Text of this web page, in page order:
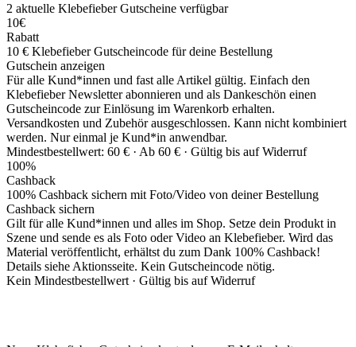
2 aktuelle KlebefieberGutscheine verfügbar
10€
Rabatt
10 € Klebefieber Gutscheincode für deine Bestellung
Gutschein anzeigen
Für alle Kund*innen und fast alle Artikel gültig. Einfach den
Klebefieber Newsletter abonnieren und als Dankeschön einen
Gutscheincode zur Einlösung im Warenkorb erhalten.
Versandkosten und Zubehör ausgeschlossen. Kann nicht kombiniert
werden. Nur einmal je Kund*in anwendbar.
Mindestbestellwert: 60 € · Ab 60 € · Gültig bis auf Widerruf
100%
Cashback
100% Cashback sichern mit Foto/Video von deiner Bestellung
Cashback sichern
Gilt für alle Kund*innen und alles im Shop. Setze dein Produkt in
Szene und sende es als Foto oder Video an Klebefieber. Wird das
Material veröffentlicht, erhältst du zum Dank 100% Cashback!
Details siehe Aktionsseite. Kein Gutscheincode nötig.
Kein Mindestbestellwert · Gültig bis auf Widerruf